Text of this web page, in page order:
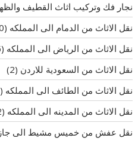
نجار فك وتركيب اثاث القطيف
نقل الاثاث من الدمام الى المملكه (10)
نقل الاثاث من الرياض الى المملكه (5)
نقل الاثاث من السعودية للاردن (2)
نقل الاثاث من الطائف الى المملكه (2)
نقل الاثاث من المدينه الى المملكه (2)
نقل عفش من خميس مشيط الى